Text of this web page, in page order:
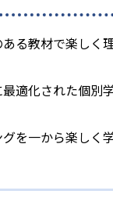
る教材で楽しく
適化された個別
を一から楽しく